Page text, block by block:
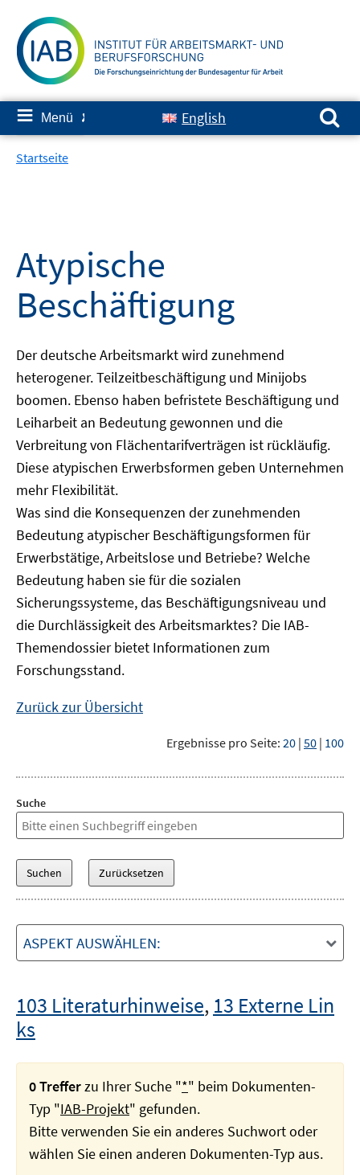
zum
Inhalt
≡ Menü ✘ English
Suchen nach:
Startseite
Atypische
Beschäftigung
Der deutsche Arbeitsmarkt wird zunehmend
heterogener. Teilzeitbeschäftigung und Minijobs
boomen. Ebenso haben befristete Beschäftigung und
Leiharbeit an Bedeutung gewonnen und die
Verbreitung von Flächentarifverträgen ist rückläufig.
Diese atypischen Erwerbsformen geben Unternehmen
mehr Flexibilität.
Was sind die Konsequenzen der zunehmenden
Bedeutung atypischer Beschäftigungsformen für
Erwerbstätige, Arbeitslose und Betriebe? Welche
Bedeutung haben sie für die sozialen
Sicherungssysteme, das Beschäftigungsniveau und
die Durchlässigkeit des Arbeitsmarktes? Die IAB-
Themendossier bietet Informationen zum
Forschungsstand.
Zurück zur Übersicht
Ergebnisse pro Seite: 20 | 50 | 100
Suche
ASPEKT AUSWÄHLEN:
103 Literaturhinweise, 13 Externe Lin
ks
0 Trefferzu Ihrer Suche "*" beim Dokumenten-
Typ "IAB-Projekt" gefunden.
Bitte verwenden Sie ein anderes Suchwort oder
wählen Sie einen anderen Dokumenten-Typ aus.